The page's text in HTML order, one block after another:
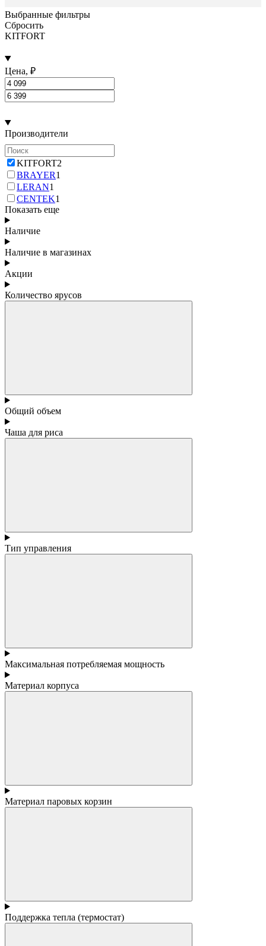
Выбранные фильтры
Сбросить
KITFORT
Цена, ₽
Производители
KITFORT2
BRAYER1
LERAN1
CENTEK1
Показать еще
Наличие
Наличие в магазинах
Акции
Количество ярусов
Общий объем
Чаша для риса
Тип управления
Максимальная потребляемая мощность
Материал корпуса
Материал паровых корзин
Поддержка тепла (термостат)